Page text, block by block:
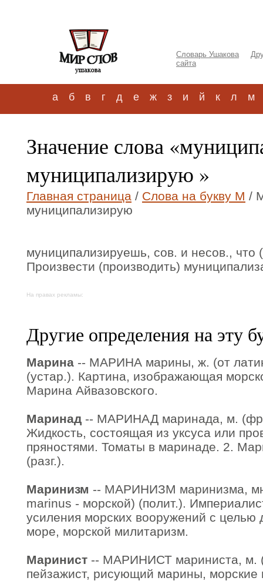
Словарь Ушакова
сайта
а б в г д е ж з и й к л м
Значение слова
муниципализирую »
Главная страница / Слова на букву М /
муниципализирую
муниципализируешь, сов. и несов., что
Произвести (производить)
На правах рекламы:
Другие определения на эту
Марина -- МАРИНА марины, ж. (от
(устар.). Картина, изображающая
Марина Айвазовского.
Маринад -- МАРИНАД маринада, м. (фр.
Жидкость, состоящая из уксуса или
пряностями. Томаты в маринаде. 2.
(разг.).
Маринизм -- МАРИНИЗМ маринизма,
marinus - морской) (полит.).
усиления морских вооружений с целью
море, морской милитаризм.
Маринист -- МАРИНИСТ мариниста, м.
пейзажист, рисующий марины, морские